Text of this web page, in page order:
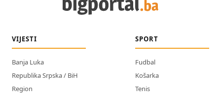
VIJESTI
Banja Luka
Republika Srpska / BiH
Region
SPORT
Fudbal
Košarka
Tenis